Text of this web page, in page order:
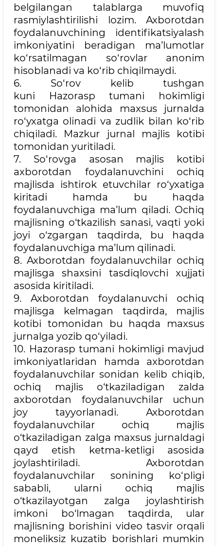
belgilangan talablarga muvofiq
rasmiylashtirilishi lozim. Axborotdan
foydalanuvchining identifikatsiyalash
imkoniyatini beradigan ma’lumotlar
ko‘rsatilmagan so‘rovlar anonim
hisoblanadi va ko‘rib chiqilmaydi.
6. So‘rov kelib tushgan
kuni Hazorasp tumani hokimligi
tomonidan alohida maxsus jurnalda
ro‘yxatga olinadi va zudlik bilan ko‘rib
chiqiladi. Mazkur jurnal majlis kotibi
tomonidan yuritiladi.
7. So‘rovga asosan majlis kotibi
axborotdan foydalanuvchini ochiq
majlisda ishtirok etuvchilar ro‘yxatiga
kiritadi hamda bu haqda
foydalanuvchiga ma’lum qiladi. Ochiq
majlisning o‘tkazilish sanasi, vaqti yoki
joyi o‘zgargan taqdirda, bu haqda
foydalanuvchiga ma’lum qilinadi.
8. Axborotdan foydalanuvchilar ochiq
majlisga shaxsini tasdiqlovchi xujjati
asosida kiritiladi.
9. Axborotdan foydalanuvchi ochiq
majlisga kelmagan taqdirda, majlis
kotibi tomonidan bu haqda maxsus
jurnalga yozib qo‘yiladi.
10. Hazorasp tumani hokimligi mavjud
imkoniyatlaridan hamda axborotdan
foydalanuvchilar sonidan kelib chiqib,
ochiq majlis o‘tkaziladigan zalda
axborotdan foydalanuvchilar uchun
joy tayyorlanadi. Axborotdan
foydalanuvchilar ochiq majlis
o‘tkaziladigan zalga maxsus jurnaldagi
qayd etish ketma-ketligi asosida
joylashtiriladi. Axborotdan
foydalanuvchilar sonining ko‘pligi
sababli, ularni ochiq majlis
o‘tkazilayotgan zalga joylashtirish
imkoni bo‘lmagan taqdirda, ular
majlisning borishini video tasvir orqali
moneliksiz kuzatib borishlari mumkin